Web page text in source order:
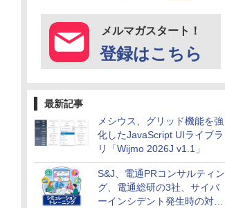
メルマガスタート！
登録はこちら
最新記事
メシウス、グリッド機能を強
化したJavaScript UIライブラ
リ「Wijmo 2026J v1.1」
S&J、電通PRコンサルティン
グ、電通総研の3社、サイバ
ーインシデント発生時の対応